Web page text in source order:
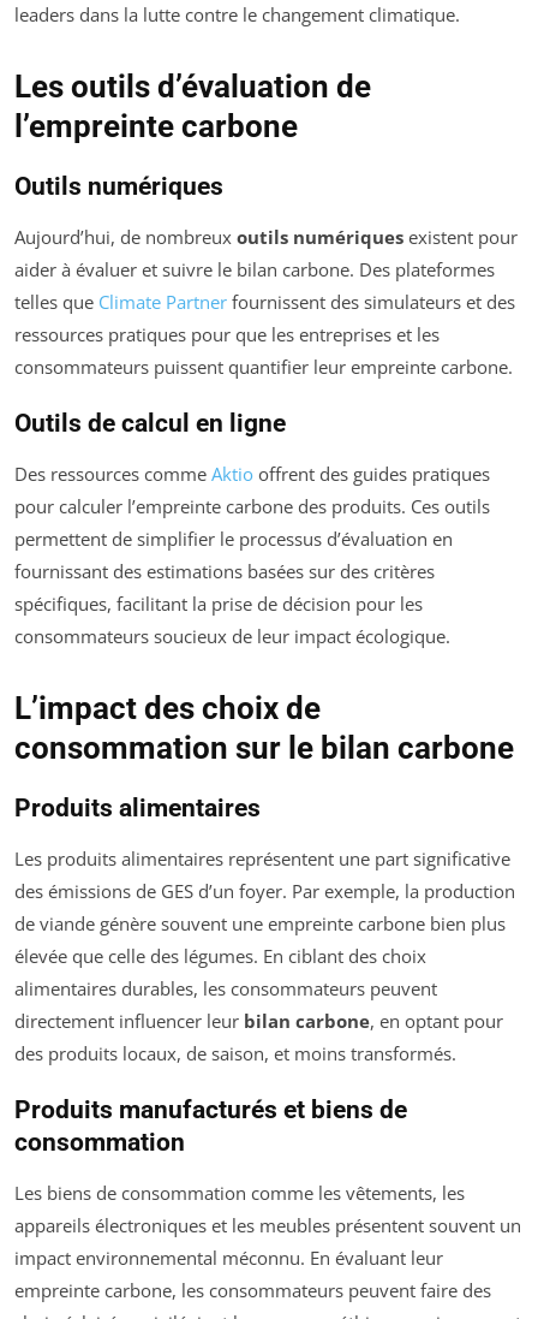
leaders dans la lutte contre le changement climatique.
Les outils d’évaluation de
l’empreinte carbone
Outils numériques
Aujourd’hui, de nombreux outils numériques existent pour
aider à évaluer et suivre le bilan carbone. Des plateformes
telles que Climate Partner fournissent des simulateurs et des
ressources pratiques pour que les entreprises et les
consommateurs puissent quantifier leur empreinte carbone.
Outils de calcul en ligne
Des ressources comme Aktio offrent des guides pratiques
pour calculer l’empreinte carbone des produits. Ces outils
permettent de simplifier le processus d’évaluation en
fournissant des estimations basées sur des critères
spécifiques, facilitant la prise de décision pour les
consommateurs soucieux de leur impact écologique.
L’impact des choix de
consommation sur le bilan carbone
Produits alimentaires
Les produits alimentaires représentent une part significative
des émissions de GES d’un foyer. Par exemple, la production
de viande génère souvent une empreinte carbone bien plus
élevée que celle des légumes. En ciblant des choix
alimentaires durables, les consommateurs peuvent
directement influencer leur bilan carbone, en optant pour
des produits locaux, de saison, et moins transformés.
Produits manufacturés et biens de
consommation
Les biens de consommation comme les vêtements, les
appareils électroniques et les meubles présentent souvent un
impact environnemental méconnu. En évaluant leur
empreinte carbone, les consommateurs peuvent faire des